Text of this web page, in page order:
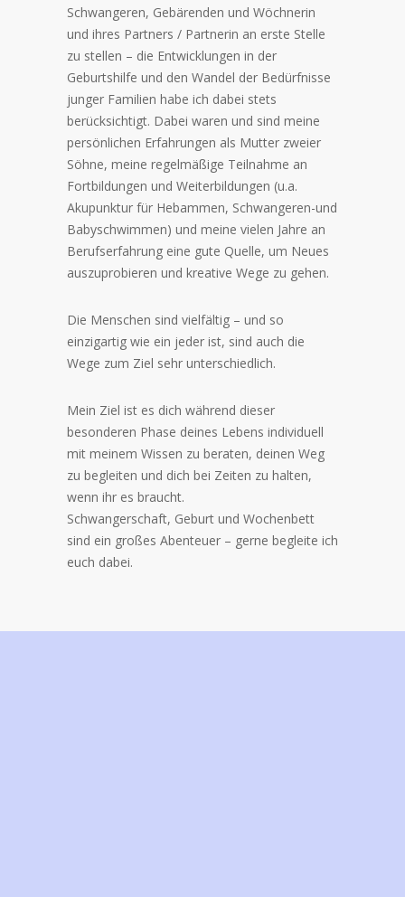
Schwangeren, Gebärenden und Wöchnerin
und ihres Partners / Partnerin an erste Stelle
zu stellen – die Entwicklungen in der
Geburtshilfe und den Wandel der Bedürfnisse
junger Familien habe ich dabei stets
berücksichtigt. Dabei waren und sind meine
persönlichen Erfahrungen als Mutter zweier
Söhne, meine regelmäßige Teilnahme an
Fortbildungen und Weiterbildungen (u.a.
Akupunktur für Hebammen, Schwangeren-und
Babyschwimmen) und meine vielen Jahre an
Berufserfahrung eine gute Quelle, um Neues
auszuprobieren und kreative Wege zu gehen.
Die Menschen sind vielfältig – und so
einzigartig wie ein jeder ist, sind auch die
Wege zum Ziel sehr unterschiedlich.
Mein Ziel ist es dich während dieser
besonderen Phase deines Lebens individuell
mit meinem Wissen zu beraten, deinen Weg
zu begleiten und dich bei Zeiten zu halten,
wenn ihr es braucht.
Schwangerschaft, Geburt und Wochenbett
sind ein großes Abenteuer – gerne begleite ich
euch dabei.